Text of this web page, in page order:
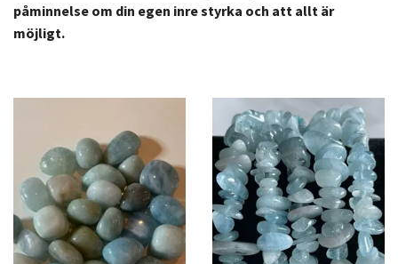
påminnelse om din egen inre styrka och att allt är
möjligt.